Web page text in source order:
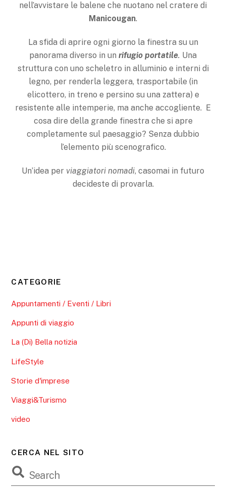
nell’avvistare le balene che nuotano nel cratere di
Manicougan.
La sfida di aprire ogni giorno la finestra su un
panorama diverso in un rifugio portatile. Una
struttura con uno scheletro in alluminio e interni di
legno, per renderla leggera, trasportabile (in
elicottero, in treno e persino su una zattera) e
resistente alle intemperie, ma anche accogliente. E
cosa dire della grande finestra che si apre
completamente sul paesaggio? Senza dubbio
l’elemento più scenografico.
Un’idea per viaggiatori nomadi, casomai in futuro
decideste di provarla.
CATEGORIE
Appuntamenti / Eventi / Libri
Appunti di viaggio
La (Di) Bella notizia
LifeStyle
Storie d'imprese
Viaggi&Turismo
video
CERCA NEL SITO